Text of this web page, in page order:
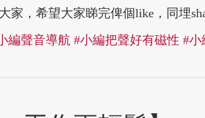
家，希望大家睇完俾個like，同埋
編聲音導航 #小編把聲好有磁性 #小